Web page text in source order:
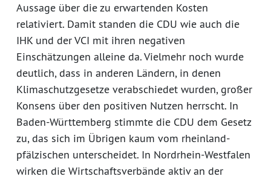
Aussage über die zu erwartenden Kosten
relativiert. Damit standen die CDU wie auch die
IHK und der VCI mit ihren negativen
Einschätzungen alleine da. Vielmehr noch wurde
deutlich, dass in anderen Ländern, in denen
Klimaschutzgesetze verabschiedet wurden, großer
Konsens über den positiven Nutzen herrscht. In
Baden-Württemberg stimmte die CDU dem Gesetz
zu, das sich im Übrigen kaum vom rheinland-
pfälzischen unterscheidet. In Nordrhein-Westfalen
wirken die Wirtschaftsverbände aktiv an der